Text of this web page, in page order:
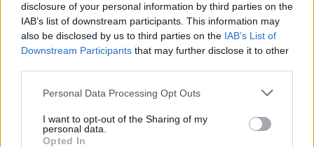
disclosure of your personal information by third parties on the
IAB’s list of downstream participants. This information may
also be disclosed by us to third parties on the IAB’s List of
Downstream Participants that may further disclose it to other
Personal Data Processing Opt Outs
I want to opt-out of the Sharing of my
personal data.
Opted In
Camden Hells blir Camden Heroes i coronatider Nu ska 20 000
sjukvårdsanställda få dricka ölet gratis.